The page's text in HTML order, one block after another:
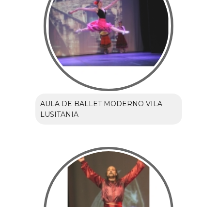
AULA DE BALLET MODERNO VILA
LUSITANIA